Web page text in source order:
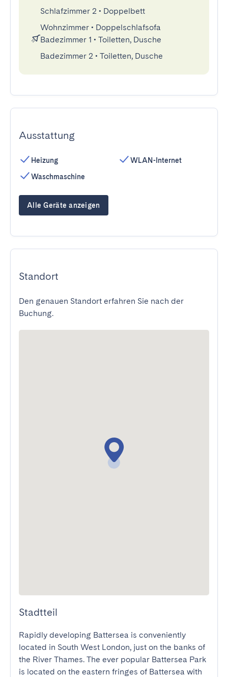
Schlafzimmer 2 • Doppelbett
Wohnzimmer • Doppelschlafsofa
Badezimmer 1 • Toiletten, Dusche
Badezimmer 2 • Toiletten, Dusche
Ausstattung
Heizung
Waschmaschine
WLAN-Internet
Alle Geräte anzeigen
Standort
Den genauen Standort erfahren Sie nach der
Buchung.
Stadtteil
Rapidly developing Battersea is conveniently
located in South West London, just on the banks of
the River Thames. The ever popular Battersea Park
is located on the eastern fringes of Battersea with